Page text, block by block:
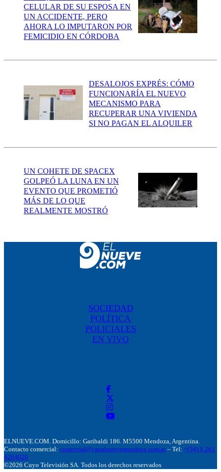
CELULAR DE SU ESPOSA EN
UN ACCIDENTE, PERO
AHORA LO IMPUTARON POR
FEMICIDIO EN CÓRDOBA
DESALOJOS EXPRÉS: CÓMO
FUNCIONARÍA EL NUEVO
MECANISMO PARA
RECUPERAR UNA VIVIENDA
SI NO PAGAN EL ALQUILER
UN COHETE DE SPACEX
GOLPEÓ LA LUNA EN UN
EVENTO QUE PROMETIÓ
MÁS DE LO QUE
REALMENTE MOSTRÓ
SOCIEDAD
POLÍTICA
POLICIALES
EN VIVO
ELNUEVE.COM. Domicillo: Garibaldi 186. M5500 Mendoza, Argentina.
Contacto comercial: comercial@canalnuevemendoza.com.ar – Tel: +(54) 9 261
4204020
©2026 Cuyo Televisión SA. Todos los derechos reservados